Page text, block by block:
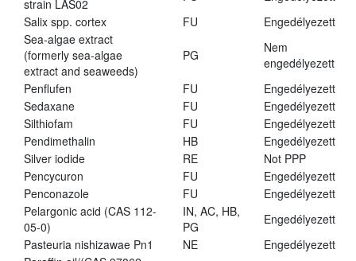
strain LAS02
Salix spp. cortex
FU
Engedélyezett
Sea-algae extract
(formerly sea-algae
extract and seaweeds)
PG
Nem
engedélyezett
Penflufen
FU
Engedélyezett
Sedaxane
FU
Engedélyezett
Silthiofam
FU
Engedélyezett
Pendimethalin
HB
Engedélyezett
Silver iodide
RE
Not PPP
Pencycuron
FU
Engedélyezett
Penconazole
FU
Engedélyezett
Pelargonic acid (CAS 112-
05-0)
IN, AC, HB,
PG
Engedélyezett
Pasteuria nishizawae Pn1
NE
Engedélyezett